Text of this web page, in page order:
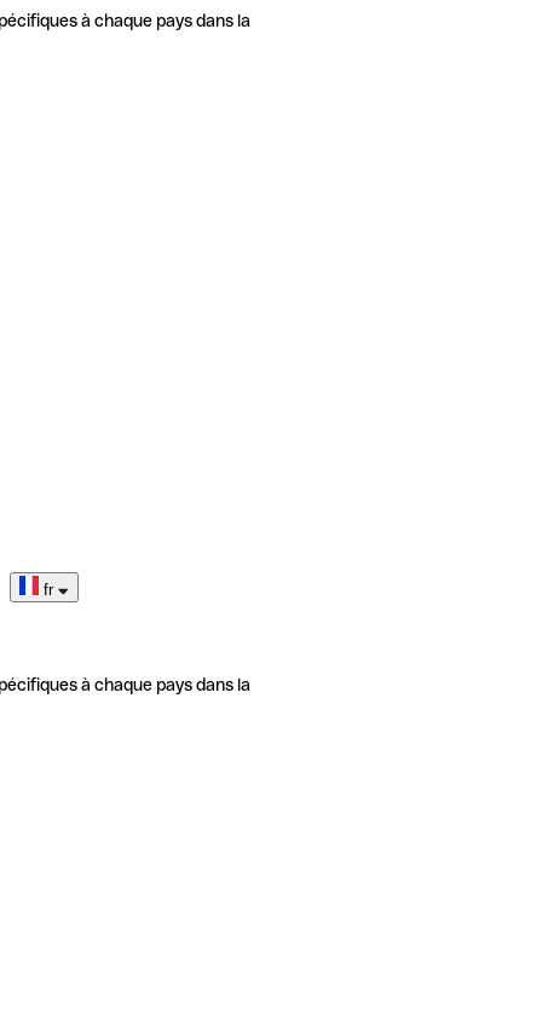
à chaque pays dans la
fr
à chaque pays dans la